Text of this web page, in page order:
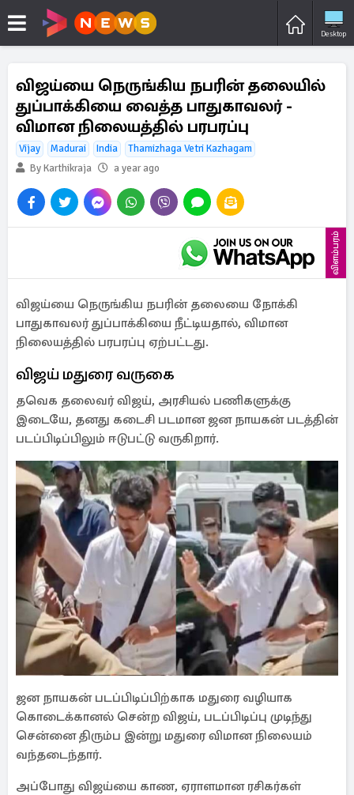
Desktop
விஜய்யை நெருங்கிய நபரின் தலையில்
துப்பாக்கியை வைத்த பாதுகாவலர் -
விமான நிலையத்தில் பரபரப்பு
Vijay Madurai India
Thamizhaga Vetri Kazhagam
By Karthikraja
a year ago
விளம்பரம்
விஜய்யை நெருங்கிய நபரின் தலையை நோக்கி
பாதுகாவலர் துப்பாக்கியை நீட்டியதால், விமான
நிலையத்தில் பரபரப்பு ஏற்பட்டது.
விஜய் மதுரை வருகை
தவெக தலைவர் விஜய், அரசியல் பணிகளுக்கு
இடையே, தனது கடைசி படமான ஜன நாயகன் படத்தின்
படப்பிடிப்பிலும் ஈடுபட்டு வருகிறார்.
ஜன நாயகன் படப்பிடிப்பிற்காக மதுரை வழியாக
கொடைக்கானல் சென்ற விஜய், படப்பிடிப்பு முடிந்து
சென்னை திரும்ப இன்று மதுரை விமான நிலையம்
வந்தடைந்தார்.
அப்போது விஜய்யை காண, ஏராளமான ரசிகர்கள்